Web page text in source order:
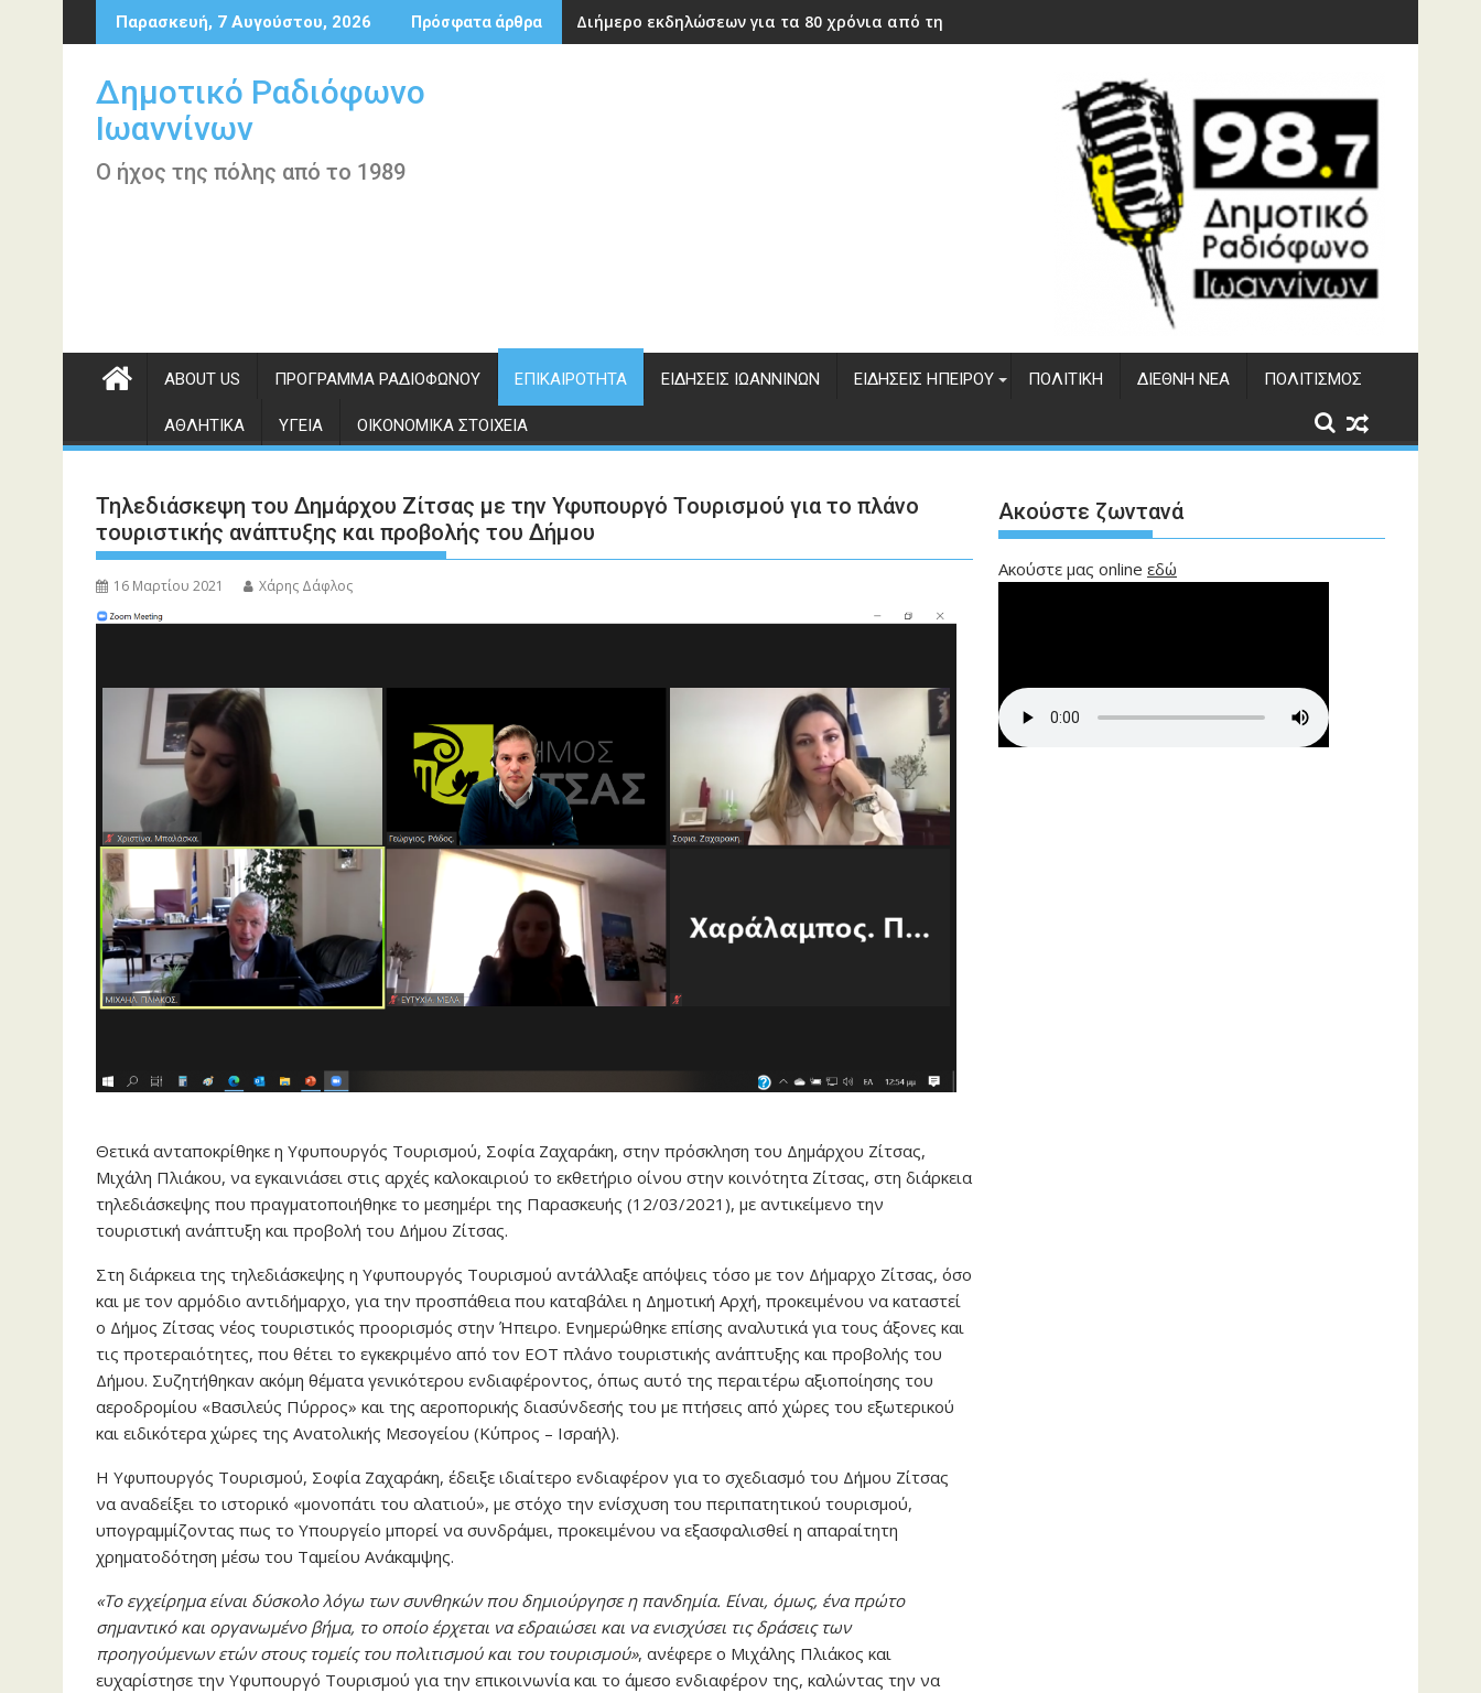
Περάστε
στο
Παρασκευή, 7 Αυγούστου, 2026 Πρόσφατα άρθρα Διήμερο εκδηλώσεων για τα 80 χρόνια από την ίδρυση του ΔΣΕ
Δημοτικό Ραδιόφωνο
Ιωαννίνων
Ο ήχος της πόλης από το 1989
ABOUT US ΠΡΌΓΡΑΜΜΑ ΡΑΔΙΟΦΏΝΟΥ ΕΠΙΚΑΙΡΌΤΗΤΑ ΕΙΔΉΣΕΙΣ ΙΩΑΝΝΊΝΩΝ ΕΙΔΉΣΕΙΣ ΗΠΕΊΡΟΥ ΠΟΛΙΤΙΚΉ ΔΙΕΘΝΉ ΝΈΑ ΠΟΛΙΤΙΣΜΌΣ
ΑΘΛΗΤΙΚΆ ΥΓΕΊΑ ΟΙΚΟΝΟΜΙΚΆ ΣΤΟΙΧΕΊΑ
Τηλεδιάσκεψη του Δημάρχου Ζίτσας με την Υφυπουργό Τουρισμού για το πλάνο
τουριστικής ανάπτυξης και προβολής του Δήμου
16 Μαρτίου 2021 Χάρης Δάφλος
Θετικά ανταποκρίθηκε η Υφυπουργός Τουρισμού, Σοφία Ζαχαράκη, στην πρόσκληση του Δημάρχου Ζίτσας,
Μιχάλη Πλιάκου, να εγκαινιάσει στις αρχές καλοκαιριού το εκθετήριο οίνου στην κοινότητα Ζίτσας, στη διάρκεια
τηλεδιάσκεψης που πραγματοποιήθηκε το μεσημέρι της Παρασκευής (12/03/2021), με αντικείμενο την
τουριστική ανάπτυξη και προβολή του Δήμου Ζίτσας.
Στη διάρκεια της τηλεδιάσκεψης η Υφυπουργός Τουρισμού αντάλλαξε απόψεις τόσο με τον Δήμαρχο Ζίτσας, όσο
και με τον αρμόδιο αντιδήμαρχο, για την προσπάθεια που καταβάλει η Δημοτική Αρχή, προκειμένου να καταστεί
ο Δήμος Ζίτσας νέος τουριστικός προορισμός στην Ήπειρο. Ενημερώθηκε επίσης αναλυτικά για τους άξονες και
τις προτεραιότητες, που θέτει το εγκεκριμένο από τον ΕΟΤ πλάνο τουριστικής ανάπτυξης και προβολής του
Δήμου. Συζητήθηκαν ακόμη θέματα γενικότερου ενδιαφέροντος, όπως αυτό της περαιτέρω αξιοποίησης του
αεροδρομίου «Βασιλεύς Πύρρος» και της αεροπορικής διασύνδεσής του με πτήσεις από χώρες του εξωτερικού
και ειδικότερα χώρες της Ανατολικής Μεσογείου (Κύπρος – Ισραήλ).
Η Υφυπουργός Τουρισμού, Σοφία Ζαχαράκη, έδειξε ιδιαίτερο ενδιαφέρον για το σχεδιασμό του Δήμου Ζίτσας
να αναδείξει το ιστορικό «μονοπάτι του αλατιού», με στόχο την ενίσχυση του περιπατητικού τουρισμού,
υπογραμμίζοντας πως το Υπουργείο μπορεί να συνδράμει, προκειμένου να εξασφαλισθεί η απαραίτητη
χρηματοδότηση μέσω του Ταμείου Ανάκαμψης.
«Το εγχείρημα είναι δύσκολο λόγω των συνθηκών που δημιούργησε η πανδημία. Είναι, όμως, ένα πρώτο
σημαντικό και οργανωμένο βήμα, το οποίο έρχεται να εδραιώσει και να ενισχύσει τις δράσεις των
προηγούμενων ετών στους τομείς του πολιτισμού και του τουρισμού», ανέφερε ο Μιχάλης Πλιάκος και
ευχαρίστησε την Υφυπουργό Τουρισμού για την επικοινωνία και το άμεσο ενδιαφέρον της, καλώντας την να
Ακούστε ζωντανά
Ακούστε μας online εδώ